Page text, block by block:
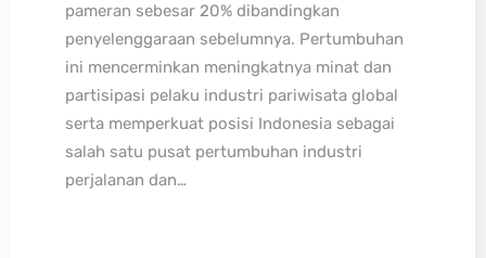
pameran sebesar 20% dibandingkan
penyelenggaraan sebelumnya. Pertumbuhan
ini mencerminkan meningkatnya minat dan
partisipasi pelaku industri pariwisata global
serta memperkuat posisi Indonesia sebagai
salah satu pusat pertumbuhan industri
perjalanan dan…